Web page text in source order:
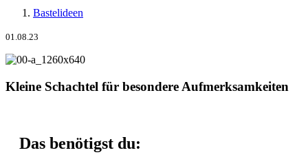
Bastelideen
01.08.23
Kleine Schachtel für besondere Aufmerksamkeiten
Das benötigst du: